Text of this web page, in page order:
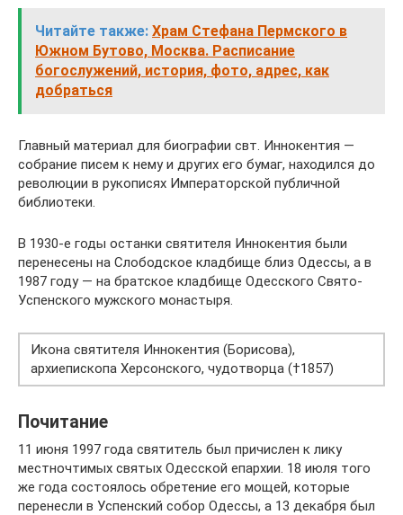
Читайте также: Храм Стефана Пермского в
Южном Бутово, Москва. Расписание
богослужений, история, фото, адрес, как
добраться
Главный материал для биографии свт. Иннокентия —
собрание писем к нему и других его бумаг, находился до
революции в рукописях Императорской публичной
библиотеки.
В 1930-е годы останки святителя Иннокентия были
перенесены на Слободское кладбище близ Одессы, а в
1987 году — на братское кладбище Одесского Свято-
Успенского мужского монастыря.
Икона святителя Иннокентия (Борисова),
архиепископа Херсонского, чудотворца (†1857)
Почитание
11 июня 1997 года святитель был причислен к лику
местночтимых святых Одесской епархии. 18 июля того
же года состоялось обретение его мощей, которые
перенесли в Успенский собор Одессы, а 13 декабря был